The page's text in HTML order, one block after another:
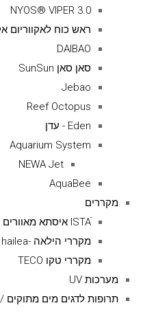
NYOS® VIPER 3.0
ראש כוח לאקווריום
DAIBAO
סאן סאן SunSun
Jebao
Reef Octopus
Eden - עדן
Aquarium System
NEWA Jet
AquaBee
מקררים
ISTAׁׂ איסתא מאוורים
מקררי הילאה -hailea
מקררי טקו TECO
מערכות UV
תרופות לדגים מים מתוקים